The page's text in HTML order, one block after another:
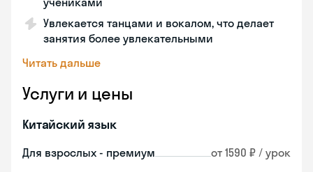
Увлекается танцами и вокалом, что делает
занятия более увлекательными
Читать дальше
Услуги и цены
Китайский язык
Для взрослых - премиум от 1590 ₽ / урок